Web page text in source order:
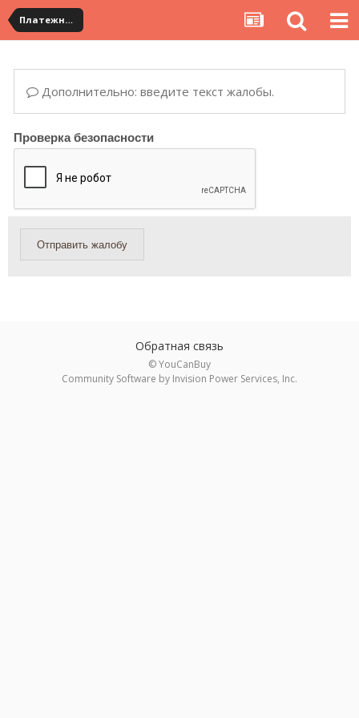
Платежная система ALIPAY и оплата банковскими картами
Дополнительно: введите текст жалобы.
Проверка безопасности
Отправить жалобу
Обратная связь
© YouCanBuy
Community Software by Invision Power Services, Inc.